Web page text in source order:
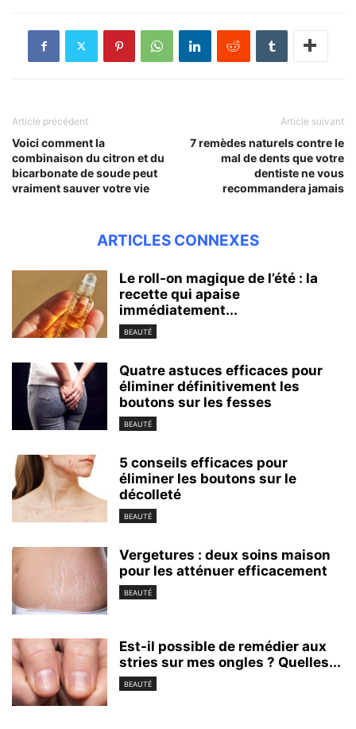
Article précédent
Voici comment la
combinaison du citron et du
bicarbonate de soude peut
vraiment sauver votre vie
Article suivant
7 remèdes naturels contre le
mal de dents que votre
dentiste ne vous
recommandera jamais
ARTICLES CONNEXES
Le roll-on magique de l’été : la
recette qui apaise
immédiatement...
BEAUTÉ
Quatre astuces efficaces pour
éliminer définitivement les
boutons sur les fesses
BEAUTÉ
5 conseils efficaces pour
éliminer les boutons sur le
décolleté
BEAUTÉ
Vergetures : deux soins maison
pour les atténuer efficacement
BEAUTÉ
Est-il possible de remédier aux
stries sur mes ongles ? Quelles...
BEAUTÉ